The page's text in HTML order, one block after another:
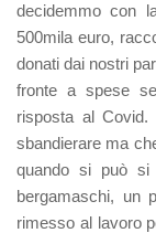
decidemmo con
500mila euro,
donati dai nostri
fronte a spese
risposta al
sbandierare ma
quando si può si
bergamaschi, un
rimesso al lavoro